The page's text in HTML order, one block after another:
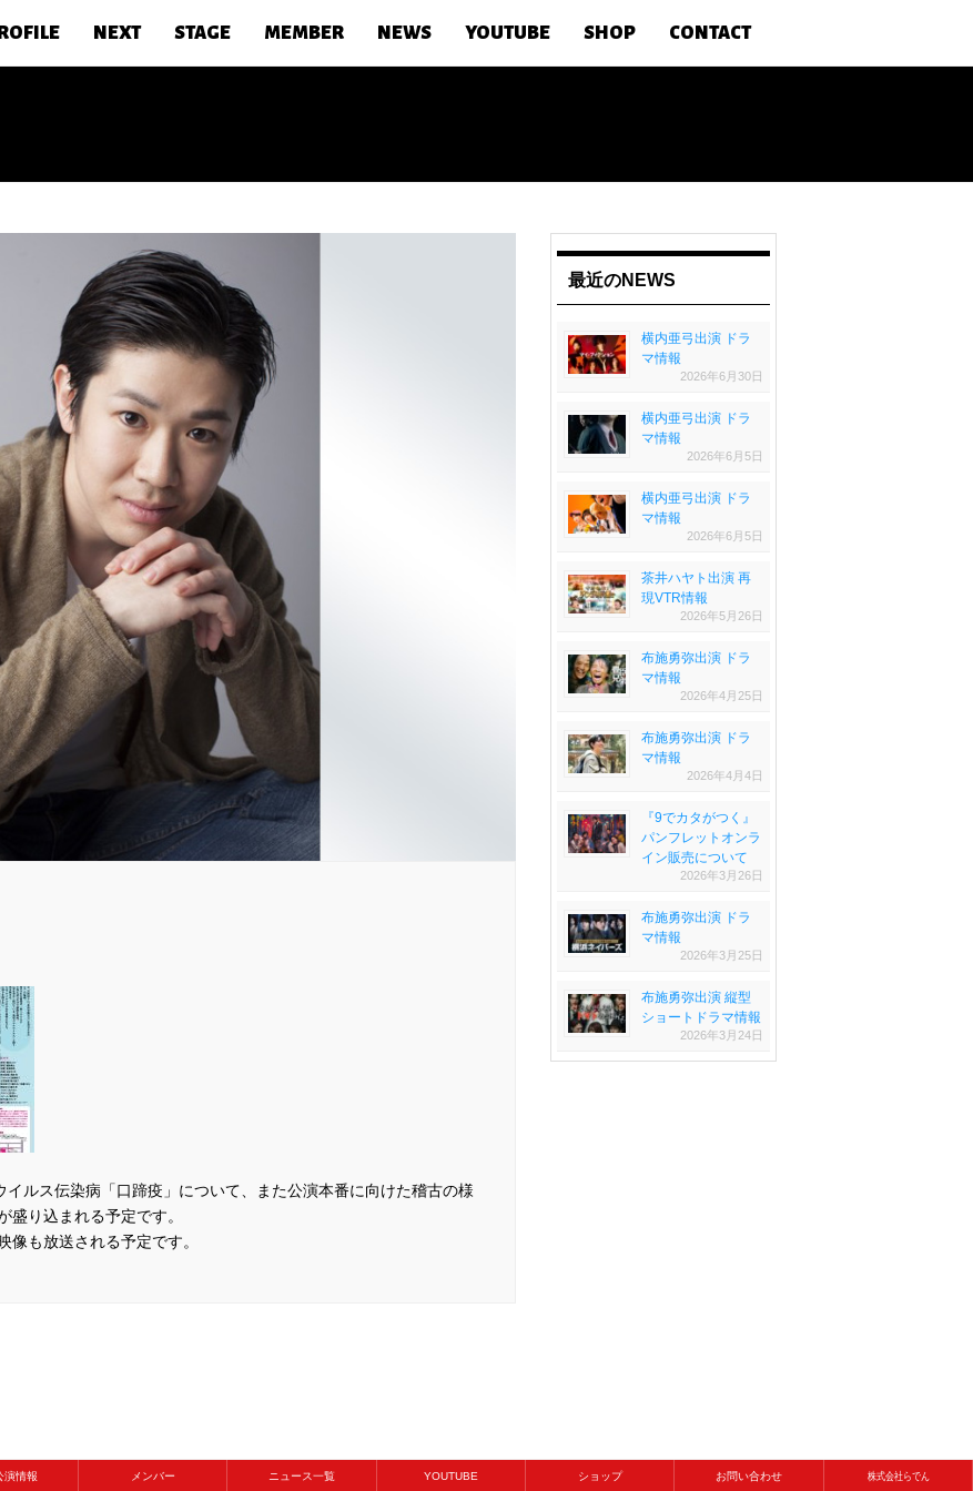
NEXT STAGE MEMBER NEWS YOUTUBE SHOP CONTACT
ルス伝染病「口蹄疫」について、また公演本番に向けた稽古の様
り込まれる予定です。
像も放送される予定です。
最近のNEWS
横内亜弓出演 ドラ
マ情報
2026年6月30日
横内亜弓出演 ドラ
マ情報
2026年6月5日
横内亜弓出演 ドラ
マ情報
2026年6月5日
茶井ハヤト出演 再
現VTR情報
2026年5月26日
布施勇弥出演 ドラ
マ情報
2026年4月25日
布施勇弥出演 ドラ
マ情報
2026年4月4日
『9でカタがつく』
パンフレットオンラ
イン販売について
2026年3月26日
布施勇弥出演 ドラ
マ情報
2026年3月25日
布施勇弥出演 縦型
ショートドラマ情報
2026年3月24日
演情報 メンバー ニュース一覧 YOUTUBE ショップ お問い合わせ 株式会社らでん